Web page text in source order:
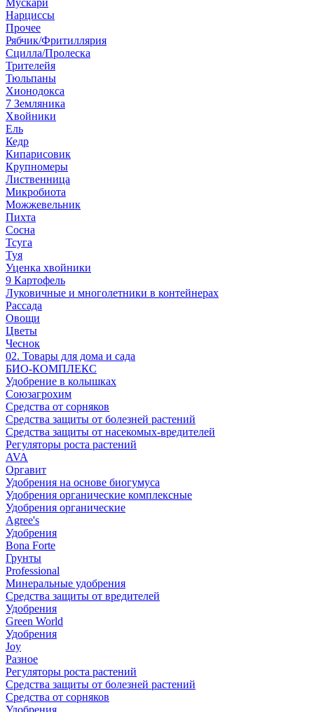
Мускари
Нарциссы
Прочее
Рябчик/Фритиллярия
Сцилла/Пролеска
Трителейя
Тюльпаны
Хионодокса
7 Земляника
Хвойники
Ель
Кедр
Кипарисовик
Крупномеры
Лиственница
Микробиота
Можжевельник
Пихта
Сосна
Тсуга
Туя
Уценка хвойники
9 Картофель
Луковичные и многолетники в контейнерах
Рассада
Овощи
Цветы
Чеснок
02. Товары для дома и сада
БИО-КОМПЛЕКС
Удобрение в колышках
Союзагрохим
Средства от сорняков
Средства защиты от болезней растений
Средства защиты от насекомых-вредителей
Регуляторы роста растений
AVA
Оргавит
Удобрения на основе биогумуса
Удобрения органические комплексные
Удобрения органические
Agree's
Удобрения
Bona Forte
Грунты
Professional
Минеральные удобрения
Средства защиты от вредителей
Удобрения
Green World
Удобрения
Joy
Разное
Регуляторы роста растений
Средства защиты от болезней растений
Средства от сорняков
Удобрения